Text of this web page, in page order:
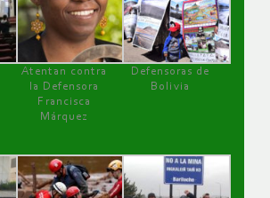
Atentan contra
la Defensora
Francisca
Márquez
Defensoras de
Bolivia